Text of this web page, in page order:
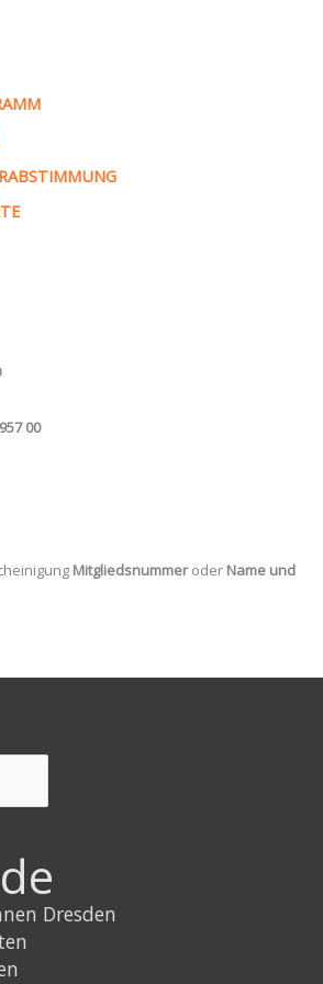
00
Mitgliedsnummeroder Name und
Dresden